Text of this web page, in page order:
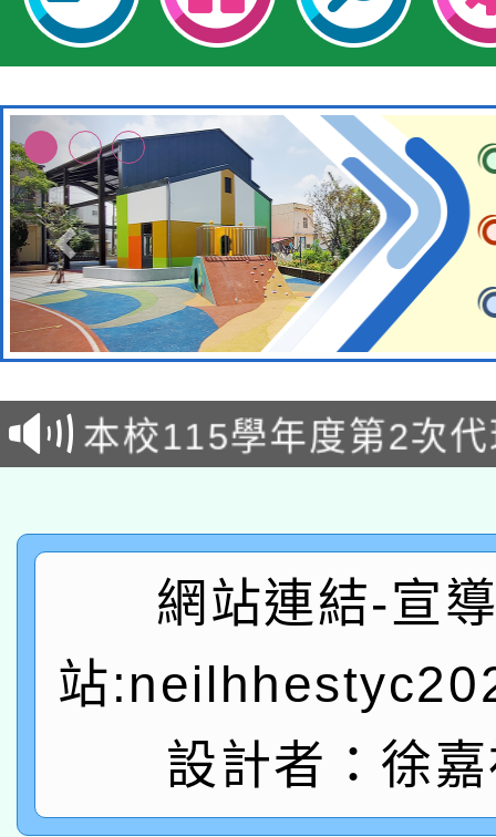
本校115學年度第1次
第3次招考甄選結果公
本校115學年度第2次
有關原住民族委員會
公告之原住民族歲時祭
一案。
兒童少年暑期犯罪預防
答一案
有關本府115年70歲以
人員健康講座「吃得安
心」，鼓勵退休同仁踴
招甄選結果公告(無人
適應運動共學行動站研
本館辦理115年度閱讀
暨閱讀推動專業研習
科技賦能─人工智慧
網站連結-宣
站
設計者：徐